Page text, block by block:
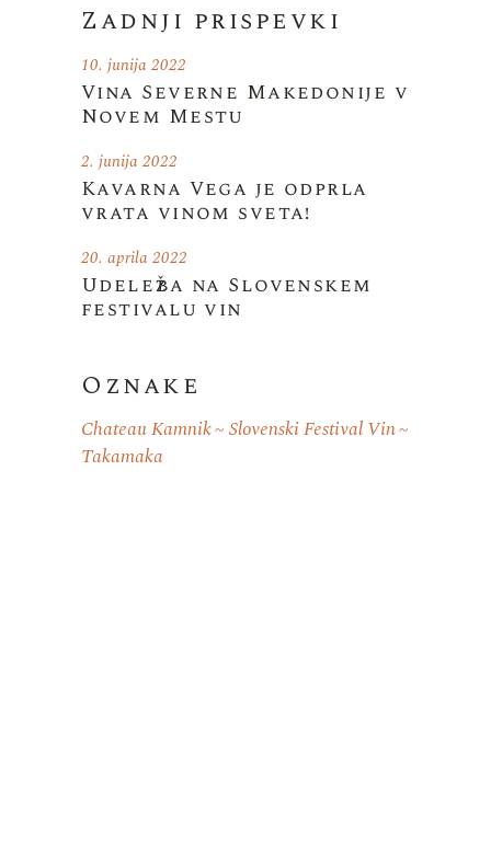
Zadnji prispevki
Vina Severne Makedonije v
Novem Mestu
10. junija 2022
Kavarna Vega je odprla
vrata vinom sveta!
2. junija 2022
Udeležba na Slovenskem
festivalu vin
20. aprila 2022
Oznake
Chateau Kamnik
Slovenski Festival Vin
Takamaka